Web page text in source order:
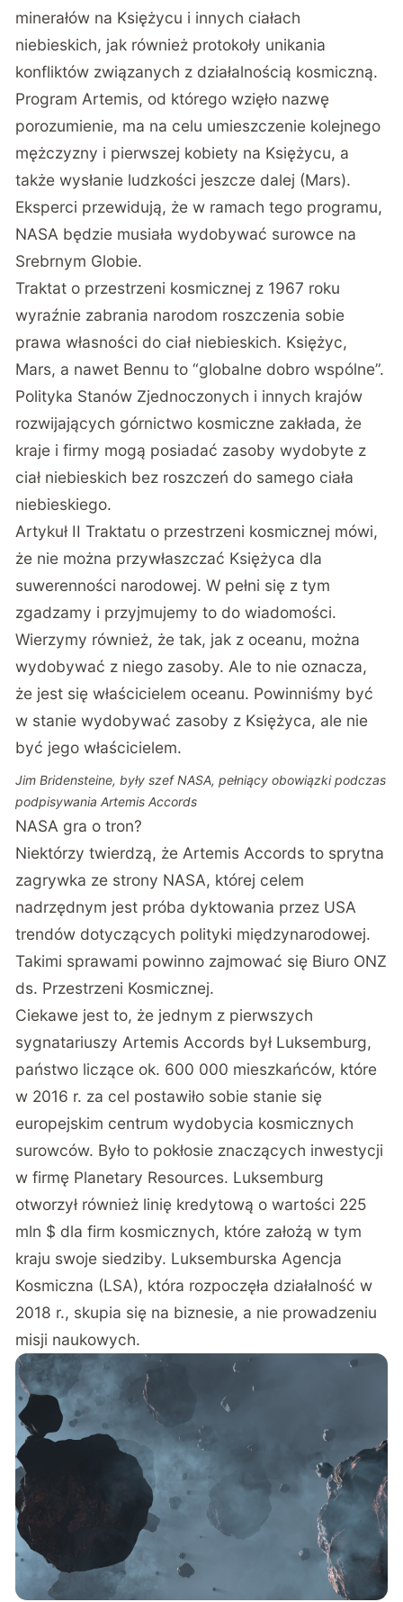
minerałów na Księżycu i innych ciałach
niebieskich, jak również protokoły unikania
konfliktów związanych z działalnością kosmiczną.
Program Artemis, od którego wzięło nazwę
porozumienie, ma na celu umieszczenie kolejnego
mężczyzny i pierwszej kobiety na Księżycu, a
także wysłanie ludzkości jeszcze dalej (Mars).
Eksperci przewidują, że w ramach tego programu,
NASA będzie musiała wydobywać surowce na
Srebrnym Globie.
Traktat o przestrzeni kosmicznej z 1967 roku
wyraźnie zabrania narodom roszczenia sobie
prawa własności do ciał niebieskich. Księżyc,
Mars, a nawet Bennu to “globalne dobro wspólne”.
Polityka Stanów Zjednoczonych i innych krajów
rozwijających górnictwo kosmiczne zakłada, że
kraje i firmy mogą posiadać zasoby wydobyte z
ciał niebieskich bez roszczeń do samego ciała
niebieskiego.
Artykuł II Traktatu o przestrzeni kosmicznej mówi,
że nie można przywłaszczać Księżyca dla
suwerenności narodowej. W pełni się z tym
zgadzamy i przyjmujemy to do wiadomości.
Wierzymy również, że tak, jak z oceanu, można
wydobywać z niego zasoby. Ale to nie oznacza,
że jest się właścicielem oceanu. Powinniśmy być
w stanie wydobywać zasoby z Księżyca, ale nie
być jego właścicielem.
Jim Bridensteine, były szef NASA, pełniący obowiązki podczas
podpisywania Artemis Accords
NASA gra o tron?
Niektórzy twierdzą, że Artemis Accords to sprytna
zagrywka ze strony NASA, której celem
nadrzędnym jest próba dyktowania przez USA
trendów dotyczących polityki międzynarodowej.
Takimi sprawami powinno zajmować się Biuro ONZ
ds. Przestrzeni Kosmicznej.
Ciekawe jest to, że jednym z pierwszych
sygnatariuszy Artemis Accords był Luksemburg,
państwo liczące ok. 600 000 mieszkańców, które
w 2016 r. za cel postawiło sobie stanie się
europejskim centrum wydobycia kosmicznych
surowców. Było to pokłosie znaczących inwestycji
w firmę Planetary Resources. Luksemburg
otworzył również linię kredytową o wartości 225
mln $ dla firm kosmicznych, które założą w tym
kraju swoje siedziby. Luksemburska Agencja
Kosmiczna (LSA), która rozpoczęła działalność w
2018 r., skupia się na biznesie, a nie prowadzeniu
misji naukowych.